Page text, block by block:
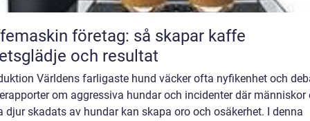
företag: så skapar kaffe
och resultat
Världens farligaste hund väcker ofta nyfikenhet och
om aggressiva hundar och incidenter där människor
djur skadats av hundar kan skapa oro och osäkerhet. I denna